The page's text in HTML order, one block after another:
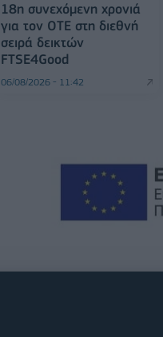
18η συνεχόμενη χρονιά
για τον ΟΤΕ στη διεθνή
σειρά δεικτών
FTSE4Good
06/08/2026 - 11:42